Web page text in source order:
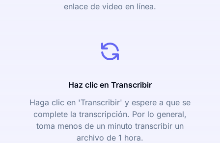
enlace de video en línea.
Haz clic en Transcribir
Haga clic en 'Transcribir' y espere a que se
complete la transcripción. Por lo general,
toma menos de un minuto transcribir un
archivo de 1 hora.